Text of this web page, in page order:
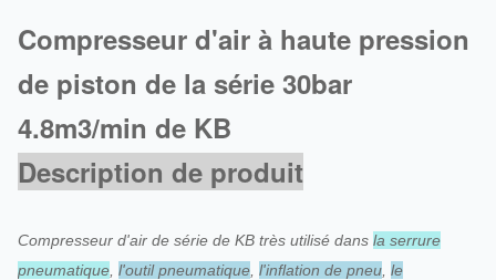
Compresseur d'air à haute pression
de piston de la série 30bar
4.8m3/min de KB
Description de produit
Compresseur d'air de série de KB très utilisé dans la serrure
pneumatique l'outil pneumatique l'inflation de pneu le